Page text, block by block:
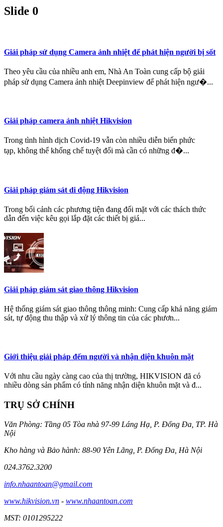
Slide 0
Giải pháp sử dụng Camera ảnh nhiệt để phát hiện người bị sốt
Theo yêu cầu của nhiều anh em, Nhà An Toàn cung cấp bộ giải
pháp sử dụng Camera ảnh nhiệt Deepinview để phát hiện ngư�...
Giải pháp camera ảnh nhiệt Hikvision
Trong tình hình dịch Covid-19 vẫn còn nhiều diễn biến phức
tạp, không thể khống chế tuyệt đối mà cần có những đ�...
Giải pháp giám sát di động Hikvision
Trong bối cảnh các phương tiện đang đối mặt với các thách thức
dẫn đến việc kêu gọi lắp đặt các thiết bị giá...
Giải pháp giám sát giao thông Hikvision
Hệ thống giám sát giao thông thông minh: Cung cấp khả năng giám
sát, tự động thu thập và xử lý thông tin của các phươn...
Giới thiệu giải pháp đếm người và nhận diện khuôn mặt
Với nhu cầu ngày càng cao của thị trường, HIKVISION đã có
nhiều dòng sản phẩm có tính năng nhận diện khuôn mặt và đ...
TRỤ SỞ CHÍNH
Văn Phòng: Tầng 05 Tòa nhà 97-99 Láng Hạ, P. Đống Đa, TP. Hà
Nội
Kho hàng và Bảo hành: 88-90 Yên Lãng, P. Đống Đa, Hà Nội
024.3762.3200
info.nhaantoan@gmail.com
www.hikvision.vn - www.nhaantoan.com
MST: 0101295222